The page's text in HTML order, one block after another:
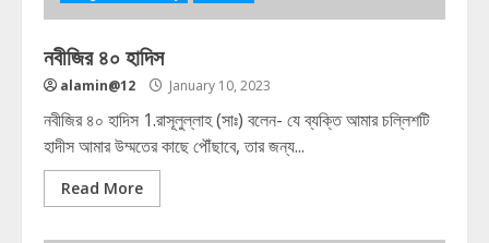
নবীজির ৪০ হাদিস
alamin@12 January 10, 2023
নবীজির ৪০ হাদিস 1.রাসূলুল্লাহ (সাঃ) বলেন- যে ব্যক্তি আমার চল্লিশটি
হাদীস আমার উম্মতের কাছে পৌঁছাবে, তার জন্য...
Read More